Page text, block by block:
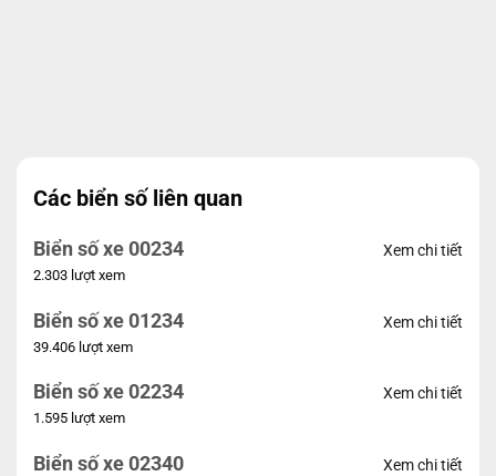
Các biển số liên quan
Biển số xe 00234
2.303 lượt xem
Xem chi tiết
Biển số xe 01234
39.406 lượt xem
Xem chi tiết
Biển số xe 02234
1.595 lượt xem
Xem chi tiết
Biển số xe 02340 Xem chi tiết